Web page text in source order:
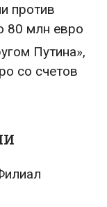
против
80 млн евро
Путина»,
со счетов